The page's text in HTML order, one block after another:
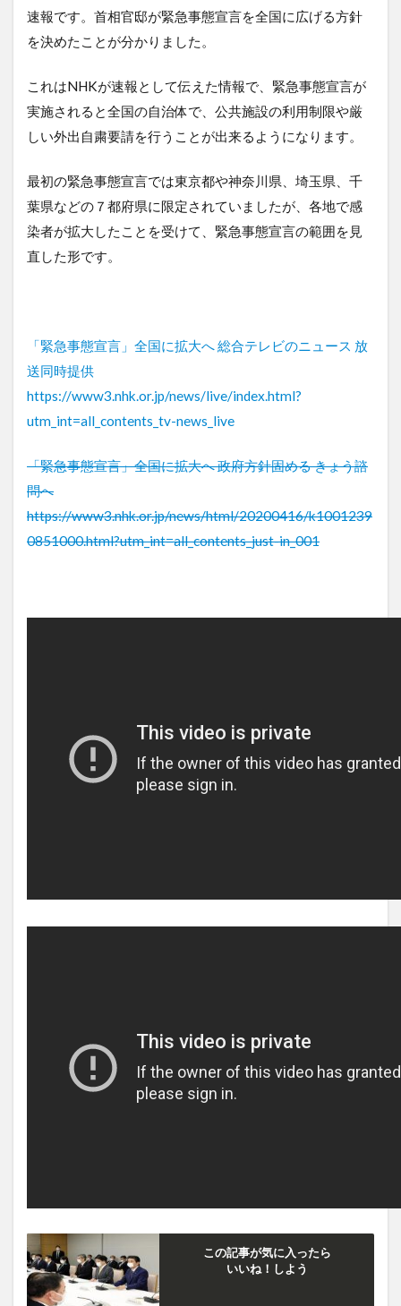
速報です。首相官邸が緊急事態宣言を全国に広げる方針
を決めたことが分かりました。
これはNHKが速報として伝えた情報で、緊急事態宣言が
実施されると全国の自治体で、公共施設の利用制限や厳
しい外出自粛要請を行うことが出来るようになります。
最初の緊急事態宣言では東京都や神奈川県、埼玉県、千
葉県などの７都府県に限定されていましたが、各地で感
染者が拡大したことを受けて、緊急事態宣言の範囲を見
直した形です。
「緊急事態宣言」全国に拡大へ 総合テレビのニュース 放
送同時提供
https://www3.nhk.or.jp/news/live/index.html?
utm_int=all_contents_tv-news_live
「緊急事態宣言」全国に拡大へ 政府方針固める きょう諮
問へ
https://www3.nhk.or.jp/news/html/20200416/k1001239
0851000.html?utm_int=all_contents_just-in_001
この記事が気に入ったら
いいね！しよう